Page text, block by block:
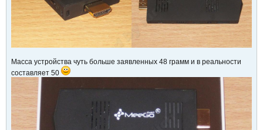
Масса устройства чуть больше заявленных 48 грамм и в реальности
составляет 50